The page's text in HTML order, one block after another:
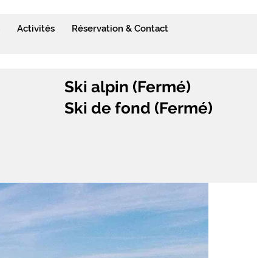
Activités Réservation & Contact
Ski alpin (Fermé)
Ski de fond (Fermé)